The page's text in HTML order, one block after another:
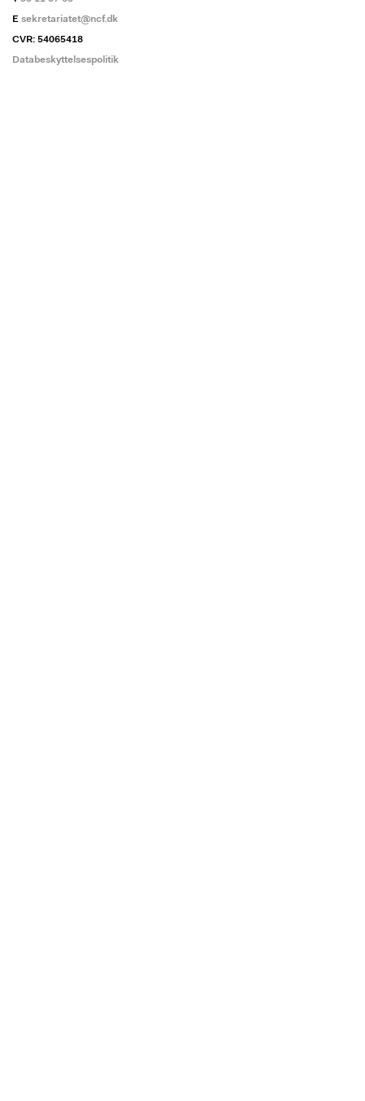
E sekretariatet@ncf.dk
CVR: 54065418
Databeskyttelsespolitik